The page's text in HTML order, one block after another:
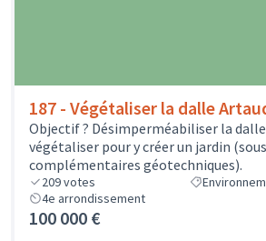
187 - Végétaliser la dalle
Objectif ? Désimperméabiliser la
végétaliser pour y créer un jardin
complémentaires géotechniques).
209votes
4e arrondissement
100 000 €